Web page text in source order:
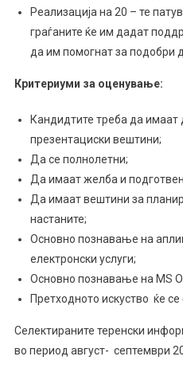
Реализација на 20 – те
граѓаните ќе им дадат
да им помогнат за подобри
Критериуми за оценување:
Кандидтите треба да имаат
презентациски вештини;
Да се полнолетни;
Да имаат желба и
Да имаат вештини за
настаните;
Основно познавање на
електронски услуги;
Основно познавање на MS
Претходното искуство ќе
Селектираните теренски
во период август- септември